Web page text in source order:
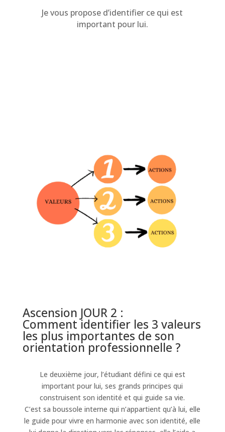
Je vous propose d’identifier ce qui est
important pour lui.
Ascension JOUR 2 :
Comment identifier les 3 valeurs
les plus importantes de son
orientation professionnelle ?
Le deuxième jour, l’étudiant défini ce qui est
important pour lui, ses grands principes qui
construisent son identité et qui guide sa vie.
C’est sa boussole interne qui n’appartient qu’à lui, elle
le guide pour vivre en harmonie avec son identité, elle